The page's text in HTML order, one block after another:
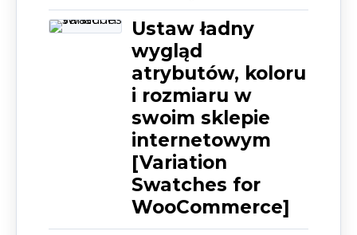
Ustaw ładny
wygląd
atrybutów, koloru
i rozmiaru w
swoim sklepie
internetowym
[Variation
Swatches for
WooCommerce]